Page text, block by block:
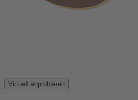
Virtuell anprobieren